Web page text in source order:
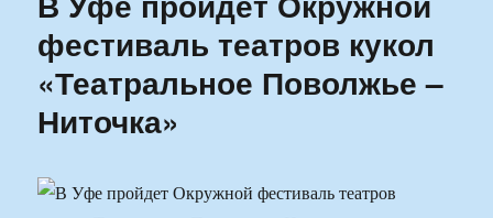
фестиваль театров кукол
«Театральное Поволжье –
Ниточка»